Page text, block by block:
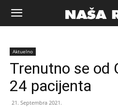
Naša
riječ
Aktuelno
Trenutno se od
24 pacijenta
21. Septembra 2021.